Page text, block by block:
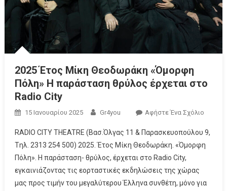
2025 Έτος Μίκη Θεοδωράκη «Όμορφη
Πόλη» Η παράσταση θρύλος έρχεται στο
Radio City
15 Ιανουαρίου 2025 Gr4you Αφήστε Ένα Σχόλιο
RADIO CITY THEATRE (Βασ.Όλγας 11 & Παρασκευοπούλου 9,
Tηλ. 2313 254 500) 2025. Έτος Μίκη Θεοδωράκη. «Όμορφη
Πόλη». Η παράσταση- θρύλος, έρχεται στο Radio City,
εγκαινιάζοντας τις εορταστικές εκδηλώσεις της χώρας
μας προς τιμήν του μεγαλύτερου Έλληνα συνθέτη, μόνο για